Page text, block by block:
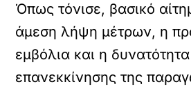
Όπως τόνισε, βασικό
άμεση λήψη μέτρων, η
εμβόλια και η δυνατότητα
επανεκκίνησης της